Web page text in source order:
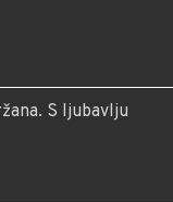
S ljubavlju